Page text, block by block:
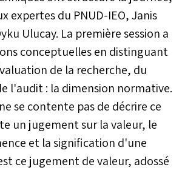
lundi 30 mars 2026 à
national du
développement humain
(ONDH) et le Bureau du
Rapport mondial sur le
développement humain
du PNUD autour d'un
objectif inédit :
décortiquer la mécanique
de l'IDH, identifier les
angles morts statistiques
qui pénalisent le Royaume
expertes du PNUD-IEO, Janis
Ulucay. La première session a
conceptuelles en distinguant
de la recherche, du
l'audit : la dimension normative.
se contente pas de décrire ce
un jugement sur la valeur, le
et la signification d'une
ce jugement de valeur, adossé